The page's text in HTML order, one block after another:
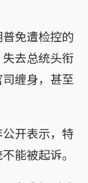
免遭检控的
去总统头衔
缠身，甚至
开表示，特
能被起诉。